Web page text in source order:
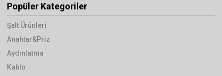
Popüler Kategoriler
Şalt Ürünleri
Anahtar&Priz
Aydınlatma
Kablo